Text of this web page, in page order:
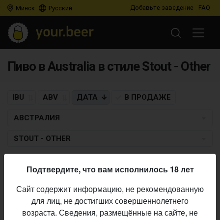
Минск Русский Добавьте заведение FAQ
Пиво в Australia в стиле Stout - Other
IBU ABV ДАТА В ПРОДАЖЕ
АВСТРАЛИЯ
STOUT - OTHER
Stout - Other• 6,8% ABV • 33 IBU •04.06.2019
Подтвердите, что вам исполнилось 18 лет
Сайт содержит информацию, не рекомендованную
для лиц, не достигших совершеннолетнего
возраста. Сведения, размещённые на сайте, не